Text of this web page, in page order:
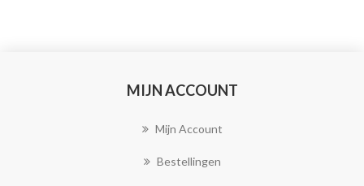
MIJN ACCOUNT
Mijn Account
Bestellingen